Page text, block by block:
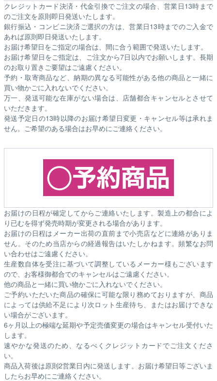
クレジットカード決済・代金引換でご注文の場合、営業日13時まで
のご注文を原則即日発送いたします。
銀行振込・コンビニ決済ご選択の方は、営業日13時までのご入金で
あれば原則即日発送いたします。
お届け希望日をご指定の場合は、間に合う範囲で発送いたします。
お届け希望日をご指定は、ご注文から7日以内でお願いします。長期
のお取り置きご要望はご遠慮ください。
予約・取寄商品など、納期の異なる可能性がある他の商品と一緒に
買い物かごに入れないでください。
万一、発送可能な在庫がない場合は、店舗都合キャンセルとさせて
いただきます。
発送予定日の13時以降のお届け希望日変更・キャンセル等は承れま
せん。ご希望のある場合はお早めにご連絡ください。
お届けの日程が確定してからご連絡いたします。製造上の都合によ
り已むを得ず発売時期が変更される場合があります。
お届けの日程はメーカー出荷の直前まで小売店などに連絡がありま
せん。そのため当店からの経過報告はいたしかねます。頻繁なお問
い合わせはご遠慮ください。
生産数自体を受注に基づいて調整しているメーカー様もございます
ので、お客様御都合でのキャンセルはご遠慮ください。
他の商品と一緒に買い物かごに入れないでください。
ご予約いただいた商品の確保に可能な限り務めておりますが、商品
によっては供給不足により次ロット生産待ち、またはお届けできな
い場合がございます。
6ヶ月以上の極端な延期や予定売価変更の場合はキャンセル受付いた
します。
速やかな発送のため、なるべくクレジットカードでご注文くださ
い。
商品入荷後は原則2営業日内に発送します。お届け希望日等ございま
したらお早めにご連絡ください。